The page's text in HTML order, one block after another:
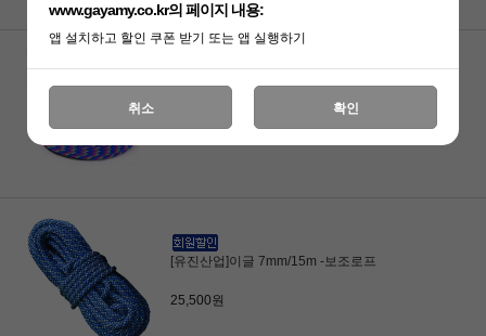
[유진산업]이글 스태틱 11mm/50m
185,000원
[유진산업]이글 7mm/15m -보조로프
25,500원
www.gayamy.co.kr의 페이지 내용:
앱 설치하고 할인 쿠폰 받기 또는 앱 실행하기
취소 확인